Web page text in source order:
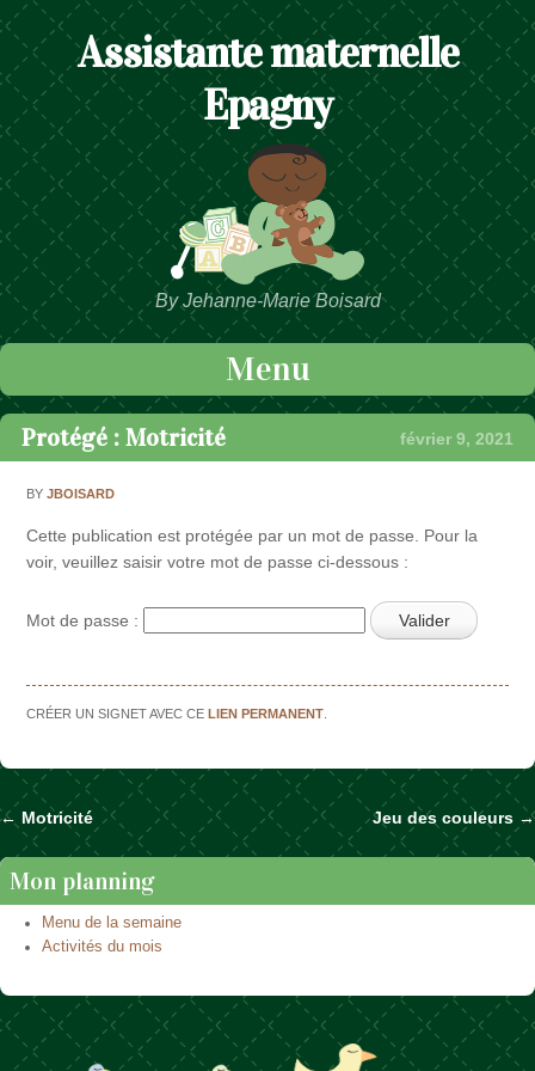
Assistante maternelle
Epagny
By Jehanne-Marie Boisard
Menu
Passer au contenu
Protégé : Motricité février 9, 2021
BYJBOISARD
Cette publication est protégée par un mot de passe. Pour la
voir, veuillez saisir votre mot de passe ci-dessous :
Mot de passe :
CRÉER UN SIGNET AVEC CELIEN PERMANENT
Naviguer dans les articles
← Motricité Jeu des couleurs →
Mon planning
Menu de la semaine
Activités du mois